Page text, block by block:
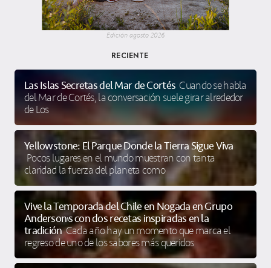
Edición agosto 2026
RECIENTE
Las Islas Secretas del Mar de Cortés Cuando se habla
del Mar de Cortés, la conversación suele girar alrededor
de Los
Yellowstone: El Parque Donde la Tierra Sigue Viva
Pocos lugares en el mundo muestran con tanta
claridad la fuerza del planeta como
Vive la Temporada del Chile en Nogada en Grupo
Anderson’s con dos recetas inspiradas en la
tradición Cada año hay un momento que marca el
regreso de uno de los sabores más queridos